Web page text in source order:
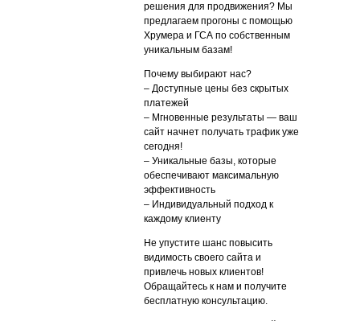
решения для продвижения? Мы
предлагаем прогоны с помощью
Хрумера и ГСА по собственным
уникальным базам!
Почему выбирают нас?
– Доступные цены без скрытых
платежей
– Мгновенные результаты — ваш
сайт начнет получать трафик уже
сегодня!
– Уникальные базы, которые
обеспечивают максимальную
эффективность
– Индивидуальный подход к
каждому клиенту
Не упустите шанс повысить
видимость своего сайта и
привлечь новых клиентов!
Обращайтесь к нам и получите
бесплатную консультацию.